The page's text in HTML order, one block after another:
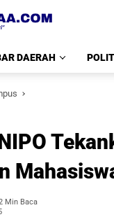
DAERAH
Min Baca